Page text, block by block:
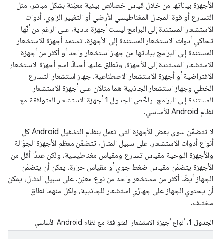
الأجهزة بياناتها من خلال قياس خصائص بيئية معيّنة بشكل مباشر، مثل
التسارع أو قوة المجال المغناطيسي الأرضي أو التغيير الزاوي. أدوات
الاستشعار المستندة إلى البرامج ليست أجهزة مادية، على الرغم من أنّها
تحاكي أدوات الاستشعار المستندة إلى الأجهزة. تستمد أجهزة الاستشعار
المستندة إلى البرامج بياناتها من جهاز استشعار واحد أو أكثر من أجهزة
الاستشعار المستندة إلى الأجهزة، ويُطلق عليها أحيانًا اسم أجهزة الاستشعار
الافتراضية أو أجهزة الاستشعار الاصطناعية. جهاز استشعار التسارع
الخطي وجهاز استشعار الجاذبية هما مثالان على أجهزة الاستشعار
المستندة إلى البرامج. يلخّص الجدول 1 أجهزة الاستشعار المتوافقة مع
نظام Android الأساسي.
لا تتضمّن سوى بعض الأجهزة التي تعمل بنظام التشغيل Android كل
أنواع أدوات الاستشعار. على سبيل المثال، تتضمّن معظم الأجهزة الجوّالة
والأجهزة اللوحية مقياس تسارع ومقياس مغناطيسية، ولكن عددًا أقل من
الأجهزة يتضمّن مقياس ضغط جوي أو مقياس حرارة. يمكن أن يتضمّن
الجهاز أيضًا أكثر من مستشعر واحد من نوع معيّن. على سبيل المثال، يمكن
أن يحتوي الجهاز على جهازَي استشعار للجاذبية، ولكل منهما نطاق
مختلف.
الجدول 1. أنواع أجهزة الاستشعار المتوافقة مع نظام Android الأساسي